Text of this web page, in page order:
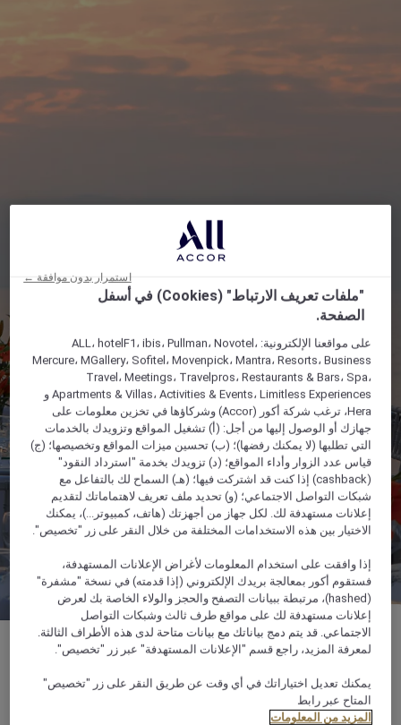
مكان في الهواء الطلق بمساحة 2000 متر مربع
"ملفات تعريف الارتباط" (Cookies) في أسفل
الصفحة.
على مواقعنا الإلكترونية: ALL، hotelF1، ibis، Pullman، Novotel،
Mercure، MGallery، Sofitel، Movenpick، Mantra، Resorts، Business
Travel، Meetings، Travelpros، Restaurants & Bars، Spa،
Apartments & Villas، Activities & Events، Limitless Experiences و
Hera، ترغب شركة أكور (Accor) وشركاؤها في تخزين معلومات على
جهازك أو الوصول إليها من أجل: (أ) تشغيل المواقع وتزويدك بالخدمات
التي تطلبها (لا يمكنك رفضها)؛ (ب) تحسين ميزات المواقع وتخصيصها؛ (ج)
قياس عدد الزوار وأداء المواقع؛ (د) تزويدك بخدمة "استرداد النقود"
(cashback) إذا كنت قد اشتركت فيها؛ (هـ) السماح لك بالتفاعل مع
شبكات التواصل الاجتماعي؛ (و) تحديد ملف تعريف لاهتماماتك لتقديم
إعلانات مستهدفة لك. لكل جهاز من أجهزتك (هاتف، كمبيوتر...)، يمكنك
الاختيار بين هذه الاستخدامات المختلفة من خلال النقر على زر "تخصيص".
إذا وافقت على استخدام المعلومات لأغراض الإعلانات المستهدفة،
فستقوم أكور بمعالجة بريدك الإلكتروني (إذا قدمته) في نسخة "مشفرة"
(hashed)، مرتبطة ببيانات التصفح والحجز والولاء الخاصة بك لعرض
إعلانات مستهدفة لك على مواقع طرف ثالث وشبكات التواصل
الاجتماعي. قد يتم دمج بياناتك مع بيانات متاحة لدى هذه الأطراف الثالثة.
لمعرفة المزيد، راجع قسم "الإعلانات المستهدفة" عبر زر "تخصيص".
يمكنك تعديل اختياراتك في أي وقت عن طريق النقر على زر "تخصيص"
المتاح عبر رابط
المزيد من المعلومات
استمرار بدون موافقة ←